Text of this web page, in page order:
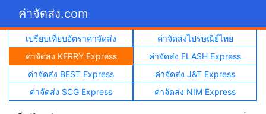
ค่าจัดส่ง.com
เปรียบเทียบอัตราค่าจัดส่ง
ค่าจัดส่งไปรษณีย์ไทย
ค่าจัดส่ง KERRY Express
ค่าจัดส่ง FLASH Express
ค่าจัดส่ง BEST Express
ค่าจัดส่ง J&T Express
ค่าจัดส่ง SCG Express
ค่าจัดส่ง NIM Express